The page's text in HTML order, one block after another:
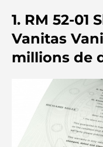
Restaurants
Expériences
Dubaï
Clubs de
2026
Restaurants
avant-goût
1. RM 52-01
Vanitas
millions de